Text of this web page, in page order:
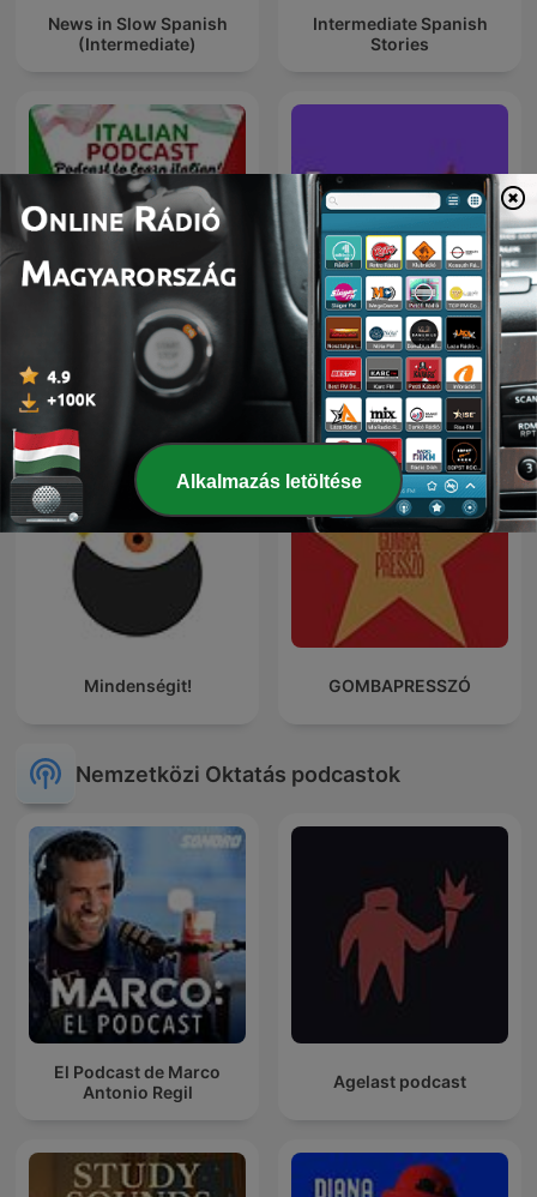
News in Slow Spanish
(Intermediate)
Intermediate Spanish
Stories
ITALIA ITALIANI E
ITALIANERIE - Italian
language podcast
Easy English Stories -
English Listening &
Vocabulary
Mindenségit! GOMBAPRESSZÓ
Nemzetközi Oktatás podcastok
El Podcast de Marco
Antonio Regil
Agelast podcast
Alkalmazás letöltése